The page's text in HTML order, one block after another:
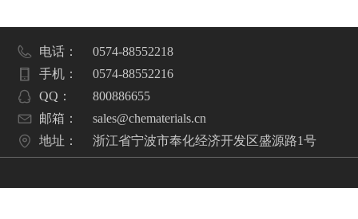
电话：
0574-88552218
手机：
0574-88552216
QQ：
800886655
邮箱：
sales@chematerials.cn
地址：
浙江省宁波市奉化经济开发区盛源路1号